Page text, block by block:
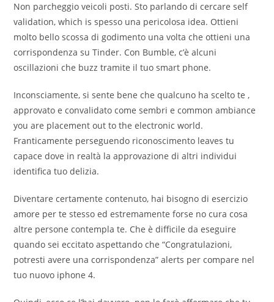
Non parcheggio veicoli posti. Sto parlando di cercare self
validation,which is spesso una pericolosa idea. Ottieni
molto bello scossa di godimento una volta che ottieni una
corrispondenza su Tinder. Con Bumble, c’è alcuni
oscillazioni che buzz tramite il tuo smart phone.
Inconsciamente, si sente bene che qualcuno ha scelto te ,
approvato e convalidato come sembri e common ambiance
you are placement out to the electronic world.
Franticamente perseguendo riconoscimento leaves tu
capace dove in realtà la approvazione di altri individui
identifica tuo delizia.
Diventare certamente contenuto, hai bisogno di esercizio
amore per te stesso ed estremamente forse no cura cosa
altre persone contempla te. Che è difficile da eseguire
quando sei eccitato aspettando che “Congratulazioni,
potresti avere una corrispondenza” alerts per compare nel
tuo nuovo iphone 4.